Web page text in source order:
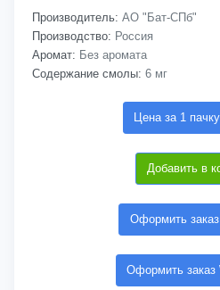
Производитель: АО "Бат-СПб"
Производство: Россия
Аромат: Без аромата
Содержание смолы: 6 мг
Цена за 1
Добавить в
Оформить заказ
Оформить заказ